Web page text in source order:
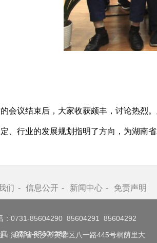
会议结束后，大家收获颇丰，讨论热烈
、行业的发展规划指明了方向，为湖南
们 信息公开 新闻中心 免责声明
：湖南省长沙市芙蓉区八一路445号桐荫里大
：0731-85604290 85604291 85604292
：0731-85604282